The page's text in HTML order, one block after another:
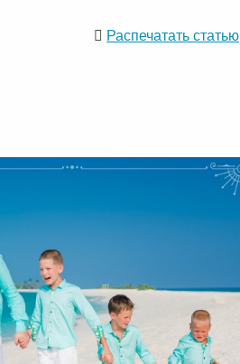
Распечатать статью